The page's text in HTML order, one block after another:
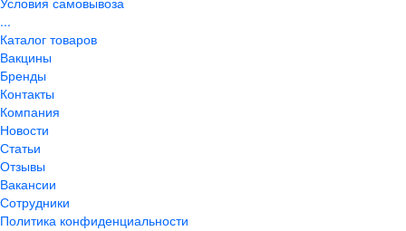
...
Каталог товаров
Вакцины
Бренды
Контакты
Компания
Новости
Статьи
Отзывы
Вакансии
Сотрудники
Политика конфиденциальности